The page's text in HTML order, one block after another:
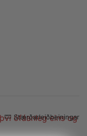
Stærðarleiðbeiningar
ófáanleg eins og